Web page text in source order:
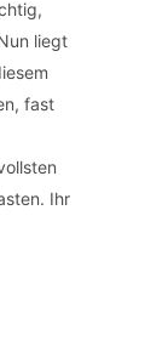
liegt
fast
Ihr